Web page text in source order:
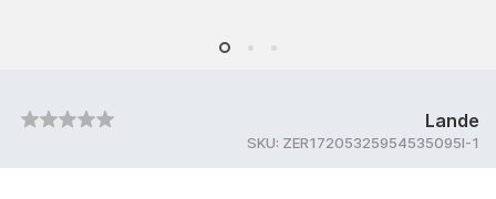
Lande
SKU: ZER17205325954535095I-1